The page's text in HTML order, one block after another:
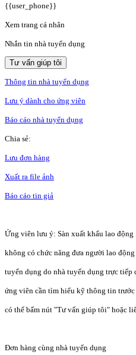
{{user_phone}}
Xem trang cá nhân
Nhắn tin nhà tuyển dụng
Tư vấn giúp tôi
Thông tin nhà tuyển dụng
Lưu ý dành cho ứng viên
Báo cáo nhà tuyển dụng
Chia sẻ:
Lưu đơn hàng
Xuất ra file ảnh
Báo cáo tin giả
Ứng viên lưu ý: Sàn xuất khẩu lao
không có chức năng đưa người lao
tuyển dụng do nhà tuyển dụng trực tiếp
ứng viên cần tìm hiểu kỹ thông tin
có thể bấm nút "Tư vấn giúp tôi" hoặc
Đơn hàng cùng nhà tuyển dụng